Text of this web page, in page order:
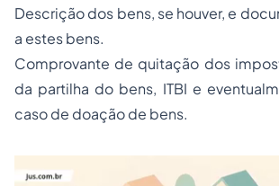
Descrição dos bens, se houver, e
a estes bens.
Comprovante de quitação dos
da partilha do bens, ITBI e
caso de doação de bens.